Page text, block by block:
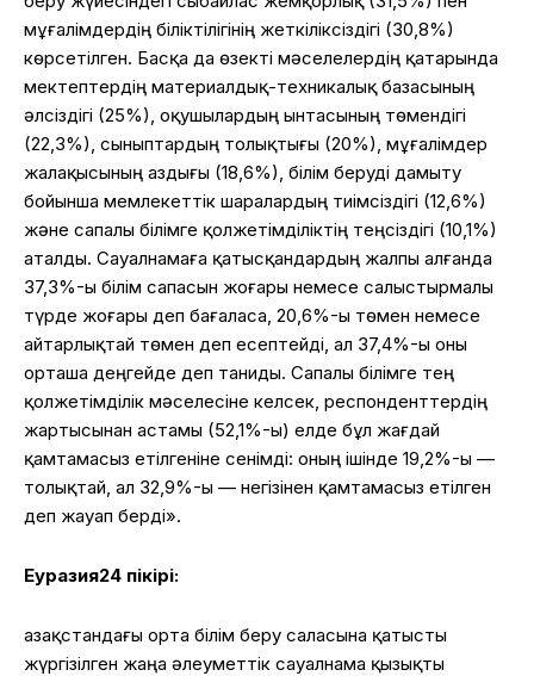
мұғалімдердің біліктілігінің жеткіліксіздігі (30,8%)
көрсетілген. Басқа да өзекті мәселелердің қатарында
мектептердің материалдық-техникалық базасының
әлсіздігі (25%), оқушылардың ынтасының төмендігі
(22,3%), сыныптардың толықтығы (20%), мұғалімдер
жалақысының аздығы (18,6%), білім беруді дамыту
бойынша мемлекеттік шаралардың тиімсіздігі (12,6%)
және сапалы білімге қолжетімділіктің теңсіздігі (10,1%)
аталды. Сауалнамаға қатысқандардың жалпы алғанда
37,3%-ы білім сапасын жоғары немесе салыстырмалы
түрде жоғары деп бағаласа, 20,6%-ы төмен немесе
айтарлықтай төмен деп есептейді, ал 37,4%-ы оны
орташа деңгейде деп таниды. Сапалы білімге тең
қолжетімділік мәселесіне келсек, респонденттердің
жартысынан астамы (52,1%-ы) елде бұл жағдай
қамтамасыз етілгеніне сенімді: оның ішінде 19,2%-ы —
толықтай, ал 32,9%-ы — негізінен қамтамасыз етілген
деп жауап берді».
Еуразия24 пікірі:
Қазақстандағы орта білім беру саласына қатысты
жүргізілген жаңа әлеуметтік сауалнама қызықты